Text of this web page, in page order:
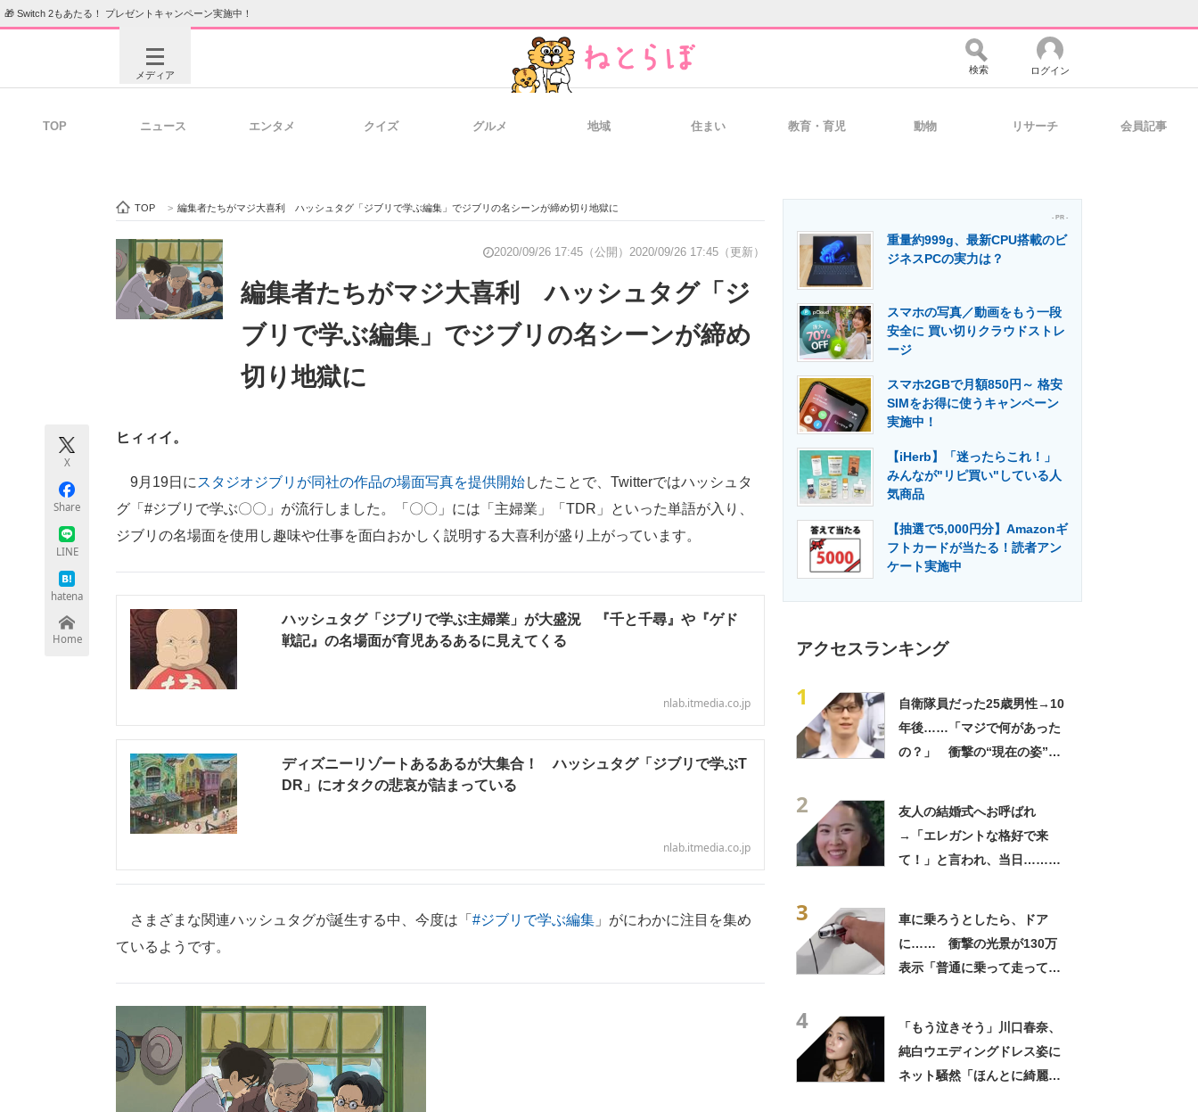
🎁 Switch 2もあたる！ プレゼントキャンペーン実施中！
メディア
ビジネスと働き方のヒント 経営リーダーのコミュニティ マーケ×ITの今がよく分かる
ITエンジニア向け専門サイト 企業向けIT製品の総合サイト IT製品の技術・比較・事例 製造業のIT導入・活用を支援
エネルギーの専門メディア 建設×テクノロジーの最前線
検索 ログイン
TOP ニュース エンタメ クイズ グルメ 地域 住まい 教育・育児 動物 リサーチ 会員記事
TOP > 編集者たちがマジ大喜利 ハッシュタグ「ジブリで学ぶ編集」でジブリの名シーンが締め切り地獄に
2020/09/26 17:45（公開） 2020/09/26 17:45（更新）
編集者たちがマジ大喜利 ハッシュタグ「ジ
ブリで学ぶ編集」でジブリの名シーンが締め
切り地獄に
X
Share
LINE
hatena
Home
ヒィィイ。
9月19日に スタジオジブリが同社の作品の場面写真を提供開始したことで、Twitterではハッシュタ
グ「#ジブリで学ぶ〇〇」が流行しました。「〇〇」には「主婦業」「TDR」といった単語が入り、
ジブリの名場面を使用し趣味や仕事を面白おかしく説明する大喜利が盛り上がっています。
ハッシュタグ「ジブリで学ぶ主婦業」が大盛況 『千と千尋』や『ゲド
戦記』の名場面が育児あるあるに見えてくる
nlab.itmedia.co.jp
ディズニーリゾートあるあるが大集合！ ハッシュタグ「ジブリで学ぶT
DR」にオタクの悲哀が詰まっている
nlab.itmedia.co.jp
さまざまな関連ハッシュタグが誕生する中、今度は「 #ジブリで学ぶ編集 」がにわかに注目を集め
ているようです。
- PR -
重量約999g、最新CPU搭載のビ
ジネスPCの実力は？
スマホの写真／動画をもう一段
安全に 買い切りクラウドストレ
ージ
スマホ2GBで月額850円～ 格安
SIMをお得に使うキャンペーン
実施中！
【iHerb】「迷ったらこれ！」
みんなが"リピ買い"している人
気商品
【抽選で5,000円分】Amazonギ
フトカードが当たる！読者アン
ケート実施中
アクセスランキング
1
自衛隊員だった25歳男性→10
年後……「マジで何があった
の？」 衝撃の“現在の姿”が
2
友人の結婚式へお呼ばれ
→「エレガントな格好で来
て！」と言われ、当日……ま
3
車に乗ろうとしたら、ドア
に…… 衝撃の光景が130万
表示「普通に乗って走ってた
4
「もう泣きそう」川口春奈、
純白ウエディングドレス姿に
ネット騒然「ほんとに綺麗」